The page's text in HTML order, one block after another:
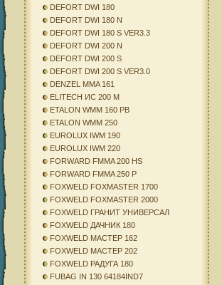
DEFORT DWI 180
DEFORT DWI 180 N
DEFORT DWI 180 S VER3.3
DEFORT DWI 200 N
DEFORT DWI 200 S
DEFORT DWI 200 S VER3.0
DENZEL MMA 161
ELITECH ИС 200 М
ETALON WMM 160 PB
ETALON WMM 250
EUROLUX IWM 190
EUROLUX IWM 220
FORWARD FMMA 200 HS
FORWARD FMMA 250 P
FOXWELD FOXMASTER 1700
FOXWELD FOXMASTER 2000
FOXWELD ГРАНИТ УНИВЕРСАЛ
FOXWELD ДАЧНИК 180
FOXWELD МАСТЕР 162
FOXWELD МАСТЕР 202
FOXWELD РАДУГА 180
FUBAG IN 130 64184IND7